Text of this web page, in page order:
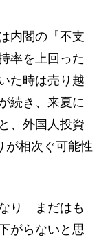
内閣の『不支
率を上回った
た時は売り越
続き、来夏に
、外国人投資
が相次ぐ可能性
り まだはも
がらないと思